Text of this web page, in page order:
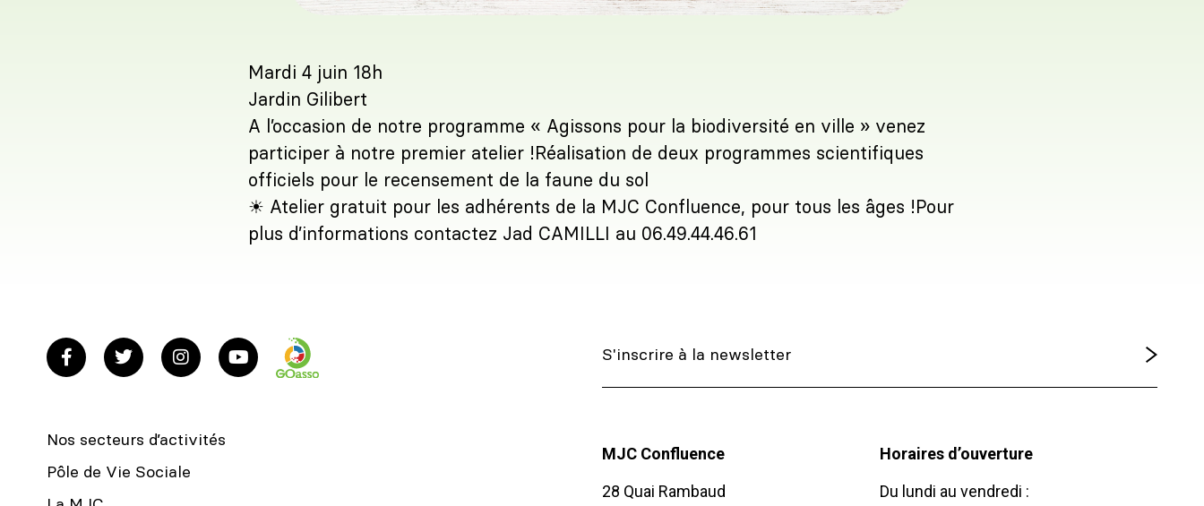
Mardi 4 juin 18h
Jardin Gilibert
A l’occasion de notre programme « Agissons pour la biodiversité en ville » venez
participer à notre premier atelier !Réalisation de deux programmes scientifiques
officiels pour le recensement de la faune du sol
☀ Atelier gratuit pour les adhérents de la MJC Confluence, pour tous les âges !Pour
plus d’informations contactez Jad CAMILLI au 06.49.44.46.61
Nos secteurs d’activités
Pôle de Vie Sociale
MJC Confluence
28 Quai Rambaud
Horaires d’ouverture
Du lundi au vendredi :